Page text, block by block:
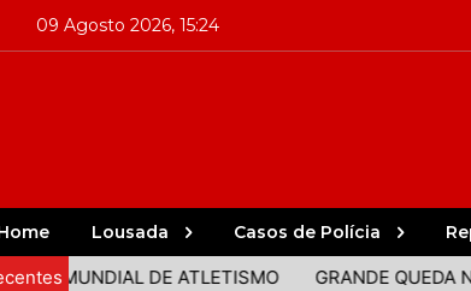
09 Agosto 2026, 15:24
Lousada Casos de Polícia
DE ATLETISMO GRANDE QUEDA NO